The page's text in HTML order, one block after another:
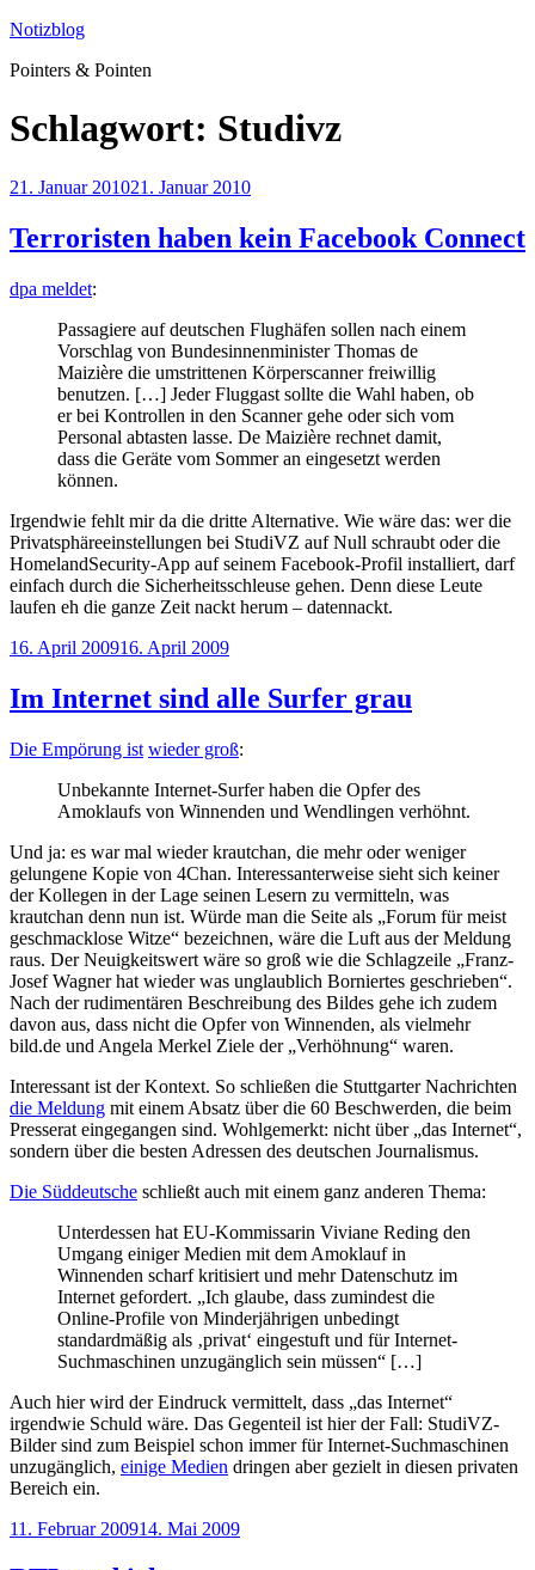
Zum
springen
Notizblog
Pointers & Pointen
Schlagwort: Studivz
Veröffentlicht
21. Januar 201021. Januar 2010
Terroristen haben kein Facebook Connect
dpa meldet:
Passagiere auf deutschen Flughäfen sollen nach einem
Vorschlag von Bundesinnenminister Thomas de
Maizière die umstrittenen Körperscanner freiwillig
benutzen. […] Jeder Fluggast sollte die Wahl haben, ob
er bei Kontrollen in den Scanner gehe oder sich vom
Personal abtasten lasse. De Maizière rechnet damit,
dass die Geräte vom Sommer an eingesetzt werden
können.
Irgendwie fehlt mir da die dritte Alternative. Wie wäre das: wer die
Privatsphäreeinstellungen bei StudiVZ auf Null schraubt oder die
HomelandSecurity-App auf seinem Facebook-Profil installiert, darf
einfach durch die Sicherheitsschleuse gehen. Denn diese Leute
laufen eh die ganze Zeit nackt herum – datennackt.
Veröffentlicht
16. April 200916. April 2009
Im Internet sind alle Surfer grau
Die Empörung ist wieder groß:
Unbekannte Internet-Surfer haben die Opfer des
Amoklaufs von Winnenden und Wendlingen verhöhnt.
Und ja: es war mal wieder krautchan, die mehr oder weniger
gelungene Kopie von 4Chan. Interessanterweise sieht sich keiner
der Kollegen in der Lage seinen Lesern zu vermitteln, was
krautchan denn nun ist. Würde man die Seite als „Forum für meist
geschmacklose Witze“ bezeichnen, wäre die Luft aus der Meldung
raus. Der Neuigkeitswert wäre so groß wie die Schlagzeile „Franz-
Josef Wagner hat wieder was unglaublich Borniertes geschrieben“.
Nach der rudimentären Beschreibung des Bildes gehe ich zudem
davon aus, dass nicht die Opfer von Winnenden, als vielmehr
bild.de und Angela Merkel Ziele der „Verhöhnung“ waren.
Interessant ist der Kontext. So schließen die Stuttgarter Nachrichten
die Meldung mit einem Absatz über die 60 Beschwerden, die beim
Presserat eingegangen sind. Wohlgemerkt: nicht über „das Internet“,
sondern über die besten Adressen des deutschen Journalismus.
Die Süddeutsche schließt auch mit einem ganz anderen Thema:
Unterdessen hat EU-Kommissarin Viviane Reding den
Umgang einiger Medien mit dem Amoklauf in
Winnenden scharf kritisiert und mehr Datenschutz im
Internet gefordert. „Ich glaube, dass zumindest die
Online-Profile von Minderjährigen unbedingt
standardmäßig als ‚privat‘ eingestuft und für Internet-
Suchmaschinen unzugänglich sein müssen“ […]
Auch hier wird der Eindruck vermittelt, dass „das Internet“
irgendwie Schuld wäre. Das Gegenteil ist hier der Fall: StudiVZ-
Bilder sind zum Beispiel schon immer für Internet-Suchmaschinen
unzugänglich, einige Medien dringen aber gezielt in diesen privaten
Bereich ein.
Veröffentlicht
11. Februar 200914. Mai 2009